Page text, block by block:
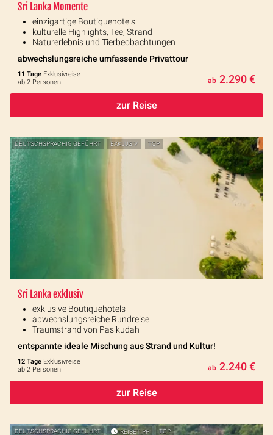
Sri Lanka Momente
einzigartige Boutiquehotels
kulturelle Highlights, Tee, Strand
Naturerlebnis und Tierbeobachtungen
abwechslungsreiche umfassende Privattour
11 Tage Exklusivreise
ab 2 Personen
ab 2.290 €
zur Reise
DEUTSCHSPRACHIG GEFÜHRT EXKLUSIV TOP
Sri Lanka exklusiv
exklusive Boutiquehotels
abwechslungsreiche Rundreise
Traumstrand von Pasikudah
entspannte ideale Mischung aus Strand und Kultur!
12 Tage Exklusivreise
ab 2 Personen
ab 2.240 €
zur Reise
DEUTSCHSPRACHIG GEFÜHRT REISETIPP TOP